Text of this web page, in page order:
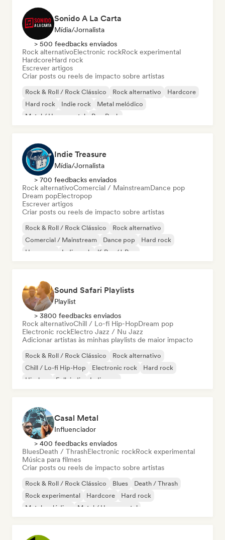
Sonido A La Carta
Mídia/Jornalista
> 500 feedbacks enviados
Rock alternativoElectronic rockRock experimental
HardcoreHard rock
Escrever artigos
Criar posts ou reels de impacto sobre artistas
Rock & Roll / Rock Clássico Rock alternativo
Hardcore
Hard rock
Indie rock
Metal melódico
Metal / Heavy metal
Pop Punk
Indie Treasure
Mídia/Jornalista
> 700 feedbacks enviados
Rock alternativoComercial / MainstreamDance pop
Dream popElectropop
Escrever artigos
Criar posts ou reels de impacto sobre artistas
Rock & Roll / Rock Clássico
Rock alternativo
Comercial / Mainstream
Dance pop
Hard rock
Hyperpop
Indie rock K-Pop/J-Pop
Sound Safari Playlists
Playlist
> 3800 feedbacks enviados
Rock alternativoChill / Lo-fi Hip-HopDream pop
Electronic rockElectro Jazz / Nu Jazz
Adicionar artistas às minhas playlists de maior impacto
Rock & Roll / Rock Clássico
Rock alternativo
Chill / Lo-fi Hip-Hop
Electronic rock
Hard rock
Hip-hop
Folk indie Indie pop
Casal Metal
Influenciador
> 400 feedbacks enviados
BluesDeath / ThrashElectronic rockRock experimental
Música para filmes
Criar posts ou reels de impacto sobre artistas
Rock & Roll / Rock Clássico Blues
Death / Thrash
Rock experimental
Hardcore
Hard rock
Metal melódico
Metal / Heavy metal